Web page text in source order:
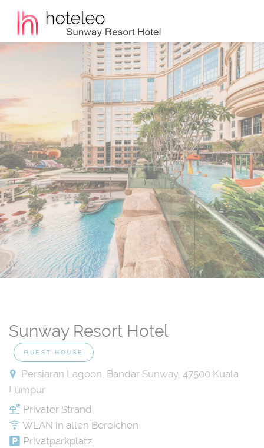
Sunway Resort Hotel
GUEST HOUSE
Persiaran Lagoon, Bandar Sunway, 47500 Kuala
Lumpur
Privater Strand
WLAN in allen Bereichen
Privatparkplatz